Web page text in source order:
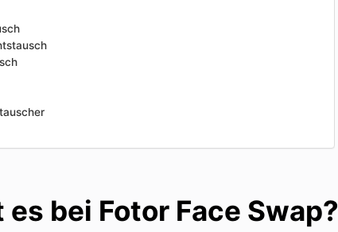
bei Fotor Face Swap?